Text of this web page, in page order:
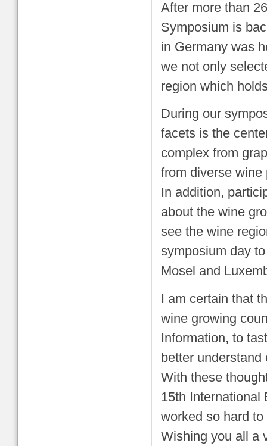
After more than
Symposium is
in Germany was
we not only
region which
During our
facets is the
complex from
from diverse wine
In addition,
about the wine
see the wine
symposium day
Mosel and
I am certain that
wine growing
Information, to
better
With these
15th International
worked so hard
Wishing you all a